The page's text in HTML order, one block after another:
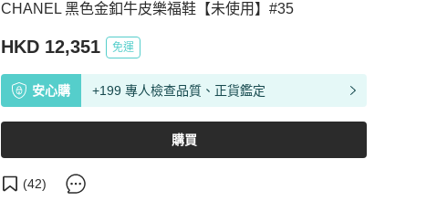
CHANEL 黑色金釦牛皮樂福鞋【未使用】#35
HKD 12,351 免運
安心購 +199 專人檢查品質、正貨鑑定
購買
(42)